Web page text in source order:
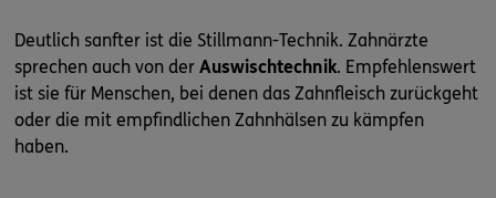
Deutlich sanfter ist die Stillmann-Technik. Zahnärzte
sprechen auch von der Auswischtechnik. Empfehlenswert
ist sie für Menschen, bei denen das Zahnfleisch zurückgeht
oder die mit empfindlichen Zahnhälsen zu kämpfen
haben.